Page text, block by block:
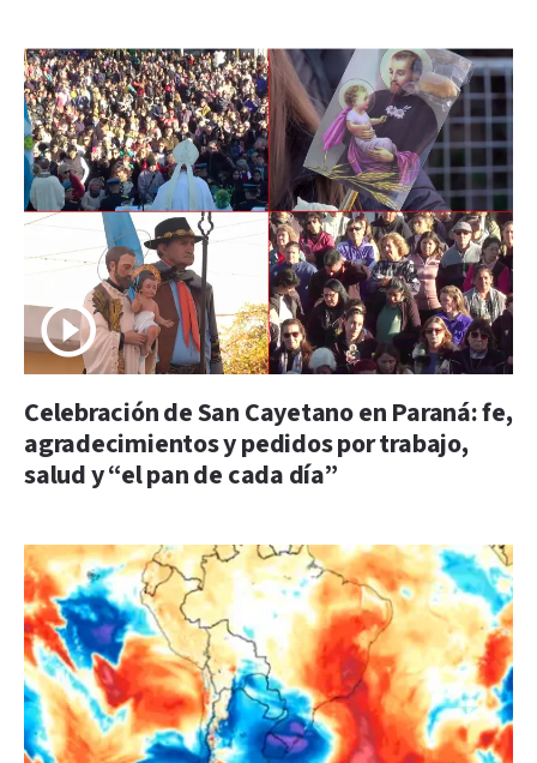
Celebración de San Cayetano en Paraná: fe,
agradecimientos y pedidos por trabajo,
salud y “el pan de cada día”